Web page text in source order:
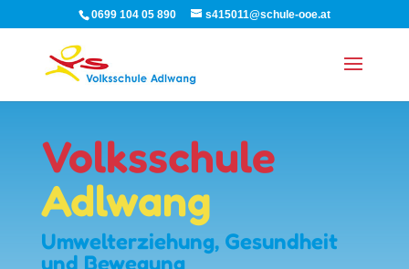
0699 104 05 890 s415011@schule-ooe.at
Volksschule
Adlwang
Umwelterziehung, Gesundheit
und Bewegung